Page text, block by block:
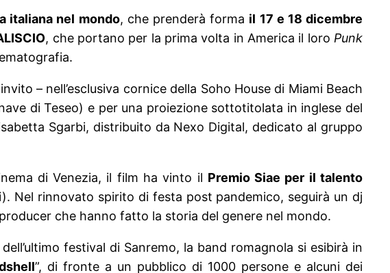
italiana nel mondo, che prenderà forma il 17 e 18 dicembre
, che portano per la prima volta in America il loroPunk
– nell’esclusiva cornice della Soho House di Miami Beach
di Teseo) e per una proiezione sottotitolata in inglese del
Sgarbi, distribuito da Nexo Digital, dedicato al gruppo
di Venezia, il film ha vinto il Premio Siae per il talento
Nel rinnovato spirito di festa post pandemico, seguirà un dj
che hanno fatto la storia del genere nel mondo.
festival di Sanremo, la band romagnola si esibirà in
”, di fronte a un pubblico di 1000 persone e alcuni dei